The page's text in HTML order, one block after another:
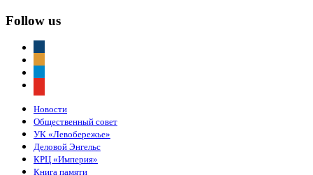
Follow us
Новости
Общественный совет
УК «Левобережье»
Деловой Энгельс
КРЦ «Империя»
Книга памяти